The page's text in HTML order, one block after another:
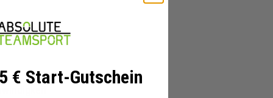
€ Start-Gutschein